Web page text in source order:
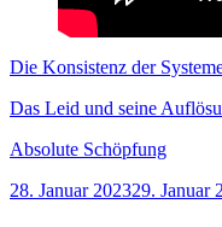
Die Konsistenz der
Das Leid und seine
Absolute Schöpfung
Veröffentlicht
28. Januar 202329. Januar